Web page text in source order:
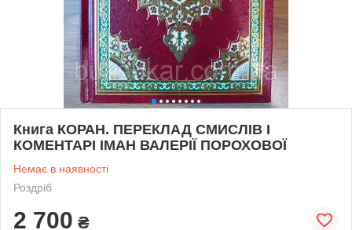
Книга КОРАН. ПЕРЕКЛАД СМИСЛІВ І
КОМЕНТАРІ ІМАН ВАЛЕРІЇ ПОРОХОВОЇ
Немає в наявності
Роздріб
2 700 ₴